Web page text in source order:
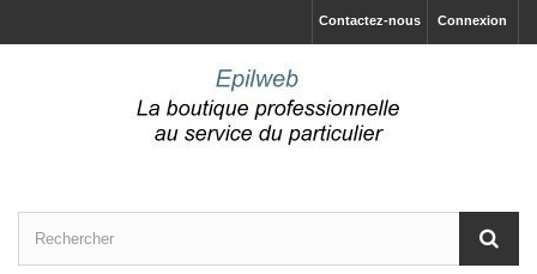
Connexion
Contactez-nous